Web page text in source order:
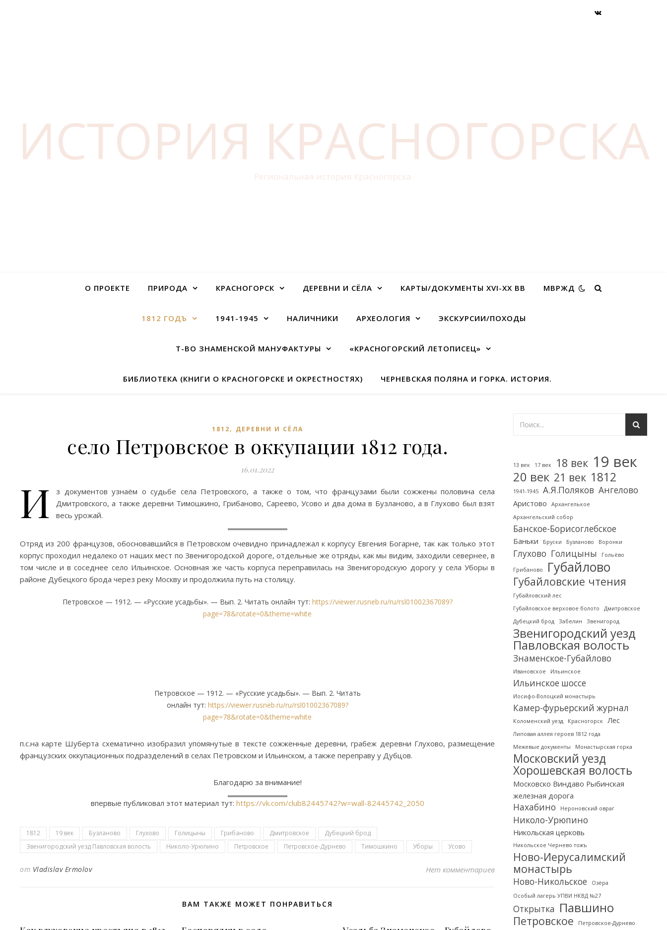
ИСТОРИЯ КРАСНОГОРСКА
Региональная история Красногорска.
О ПРОЕКТЕ ПРИРОДА КРАСНОГОРСК ДЕРЕВНИ И СЁЛА КАРТЫ/ДОКУМЕНТЫ XVI-XX ВВ МВРЖД
1812 ГОДЪ 1941-1945 НАЛИЧНИКИ АРХЕОЛОГИЯ ЭКСКУРСИИ/ПОХОДЫ
Т-ВО ЗНАМЕНСКОЙ МАНУФАКТУРЫ «КРАСНОГОРСКИЙ ЛЕТОПИСЕЦ»
БИБЛИОТЕКА (КНИГИ О КРАСНОГОРСКЕ И ОКРЕСТНОСТЯХ) ЧЕРНЕВСКАЯ ПОЛЯНА И ГОРКА. ИСТОРИЯ.
1812, ДЕРЕВНИ И СЁЛА
село Петровское в оккупации 1812 года.
16.01.2022
И
з документов узнаём о судьбе села Петровского, а также о том, что французами были сожжены половина села
Дмитровского, а также деревни Тимошкино, Грибаново, Сареево, Усово и два дома в Бузланово, а в Глухово был взят
весь урожай.
Отряд из 200 французов, обосновавшийся в Петровском очевидно принадлежал к корпусу Евгения Богарне, так как только этот
корпус проходил недалеко от наших мест по Звенигородской дороге, отдельные же отряды, как мы видим, заходили севернее, в
том числе и в соседнее село Ильинское. Основная же часть корпуса переправилась на Звенигородскую дорогу у села Уборы в
районе Дубецкого брода через реку Москву и продолжила путь на столицу.
Петровское — 1912. — «Русские усадьбы». — Вып. 2. Читать онлайн тут: https://viewer.rusneb.ru/ru/rsl01002367089?
page=78&rotate=0&theme=white
Петровское — 1912. — «Русские усадьбы». — Вып. 2. Читать
онлайн тут: https://viewer.rusneb.ru/ru/rsl01002367089?
page=78&rotate=0&theme=white
п.с.на карте Шуберта схематично изобразил упомянутые в тексте сожженные деревни, грабеж деревни Глухово, размещение
французских оккупационных подразделений в селах Петровском и Ильинском, а также переправу у Дубцов.
Благодарю за внимание!
впервые публиковал этот материал тут: https://vk.com/club82445742?w=wall-82445742_2050
1812 19 век Бузланово Глухово Голицыны Грибаново Дмитровское
Дубецкий брод
Звенигородский уезд Павловская волость
Николо-Урюпино Петровское Петровское-Дурнево Тимошкино Уборы Усово
от Vladislav Ermolov Нет комментариев
ВАМ ТАКЖЕ МОЖЕТ ПОНРАВИТЬСЯ
13 век 17 век 18 век 19 век
20 век 21 век 1812
1941-1945 А.Я.Поляков Ангелово
Аристово
Архангелькое
Архангельский собор
Банское-Борисоглебское
Баньки Бруски Бузланово Воронки
Глухово Голицыны Гольёво
Грибаново Губайлово
Губайловские чтения
Губайловский лес
Губайловское верховое болото
Дмитровское
Дубецкий брод
Забелин Звенигород
Звенигородский уезд
Павловская волость
Знаменское-Губайлово
Ивановское Ильинское
Ильинское шоссе
Иосифо-Волоцкий монастырь
Камер-фурьерский журнал
Коломенский уезд Красногорск Лес
Липовая аллея героев 1812 года
Межевые документы
Монастырская горка
Московский уезд
Хорошевская волость
Московско Виндаво Рыбинская
железная дорога
Нахабино Нероновский овраг
Николо-Урюпино
Никольская церковь
Никольское Чернево тожъ
Ново-Иерусалимский
монастырь
Ново-Никольское
Озёра
Особый лагерь УПВИ НКВД №27
Открытка Павшино
Петровское Петровское-Дурнево